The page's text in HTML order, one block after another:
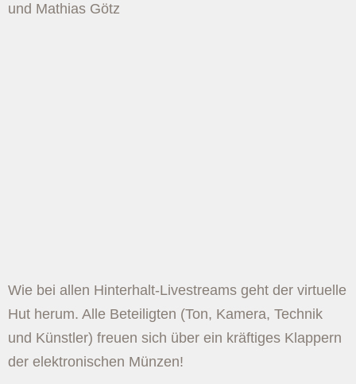
und Mathias Götz
Wie bei allen Hinterhalt-Livestreams geht der virtuelle
Hut herum. Alle Beteiligten (Ton, Kamera, Technik
und Künstler) freuen sich über ein kräftiges Klappern
der elektronischen Münzen!